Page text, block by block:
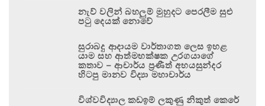
නැව් වලින් බහලුම් මුහුදට පෙරලීම සුළු
පටු දෙයක් නොවේ
සුරාබදු ආදායම වාර්තාගත ලෙස ඉහළ
යාම සහ ආත්මභක්ෂක උරගයාගේ
කතාව – ආචාර්ය ප්‍රණීත් අභයසුන්දර
හිටපු මානව විද්‍යා මහාචාර්ය
විශ්වවිද්‍යාල කඩඉම් ලකුණු නිකුත් කෙරේ